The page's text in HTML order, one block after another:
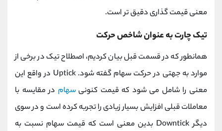
معنی قیمت گذاری دقیق تر است.
تیک چارت به عنوان شاخص حرکت
همانطور که در قسمت قبل بیان کردیم، اصطلاح تیک در برخی از
موارد به جهتی در حرکت سهام گفته شود.Uptick در واقع این
معنی را شامل می شود که قیمت کنونیسهام در مقایسه با
معاملات قبلی افزایش بسیار زیادی را تجربه کرده است و در سوی
دیگرDowntick بدین معنی است که قیمت سهام نسبت به